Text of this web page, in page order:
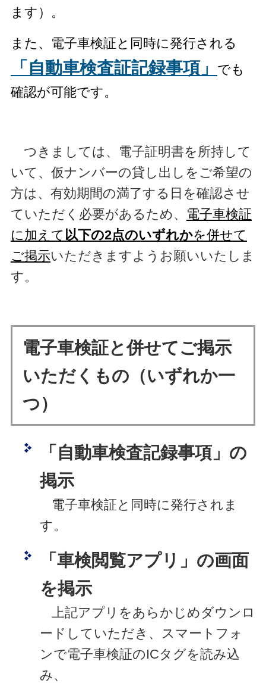
ます）。
また、電子車検証と同時に発行される
「自動車検査証記録事項」
でも
確認が可能です。
つきましては、電子証明書を所持して
いて、仮ナンバーの貸し出しをご希望の
方は、有効期間の満了する日を確認させ
ていただく必要があるため、 電子車検証
に加えて 以下の2点のいずれかを併せて
ご掲示いただきますようお願いいたしま
す。
電子車検証と併せてご掲示
いただくもの（いずれか一
つ）
「自動車検査記録事項」の
掲示
電子車検証と同時に発行されま
す。
「車検閲覧アプリ」の画面
を掲示
上記アプリをあらかじめダウンロ
ードしていただき、スマートフォ
ンで電子車検証のICタグを読み込
み、